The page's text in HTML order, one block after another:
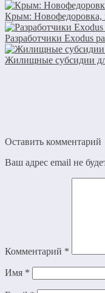
Крым: Новофедоровка,
Разработчики Exodus
Жилищные субсидии
Оставить комментарий
Ваш адрес email не
Комментарий *
Имя *